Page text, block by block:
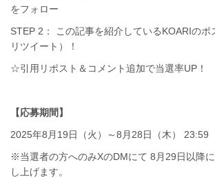
をフォロー
STEP 2： この記事を紹介しているKOARIの
リツイート）！
☆引用リポスト＆コメント追加で当選率UP！
【応募期間】
2025年8月19日（火）～8月28日（木） 23:59
※当選者の方へのみXのDMにて 8月29日以降
し上げます。